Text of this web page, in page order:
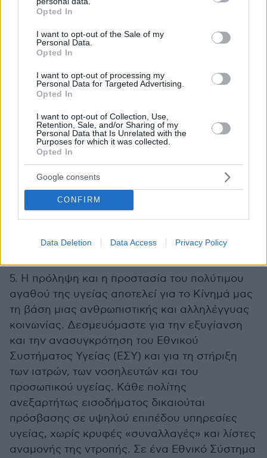
grant or deny consent to Google and its third-party tags to
use your data for below specified purposes in below Google
consent section.
Opted In
I want to opt-out of the Sale of my
Personal Data.
Opted In
I want to opt-out of processing my
Personal Data for Targeted Advertising.
Opted In
I want to opt-out of Collection, Use,
Retention, Sale, and/or Sharing of my
Personal Data that Is Unrelated with the
Purposes for which it was collected.
Opted In
Google consents
CONFIRM
Data Deletion Data Access Privacy Policy
δημιουργικό εκπαιδευτικό περιβάλλον με
προοπτική για τη ζωή και το μέλλον τους.
4. Προτεραιότητά μας είναι η πρόνοια για τους
συμπολίτες μας της τρίτης ηλικίας και όλων των
ευάλωτων ομάδων, που οφείλουμε να
αλληλεγγύη και συμπερίληψη. Επιβάλλεται η
οικονομική ενίσχυση για αξιοπρεπή διαβίωση
και η ειδική μέριμνα για τις αυξημένες ανάγκες
φροντίδας των ανθρώπων με αναπηρία και των
οικογενειών τους, καθώς και η ειδική
επιστημονική υποστήριξή τους. Οι συνταξιούχοι
είναι οι άνθρωποι που κράτησαν την κοινωνία
ειδική φροντίδα και αποκατάσταση αποδοχών.
5. Η πρόληψη και η προστασία του πολύτιμου
αγαθού της υγείας αποτελεί για το Κίνημά μας
τη βάση μιας ανθρωπιστικής και αλληλέγγυας
κοινωνίας. Δεσμευόμαστε για την εξυγίανση
και την ανασυγκρότηση του Εθνικού
Συστήματος Υγείας (ΕΣΥ) και για τη στήριξη
των ιατρών, των νοσηλευτών και του
προσωπικού υγείας. Κάθε πολίτης
ανεξαρτήτως εισοδήματος δικαιούται
πρόσβασης σε υψηλού επιπέδου υπηρεσίες
υγείας, χωρίς κρυφές «συναλλαγές» και λίστες
αναμονής της ντροπής. Σε ένα Εθνικό Σύστημα